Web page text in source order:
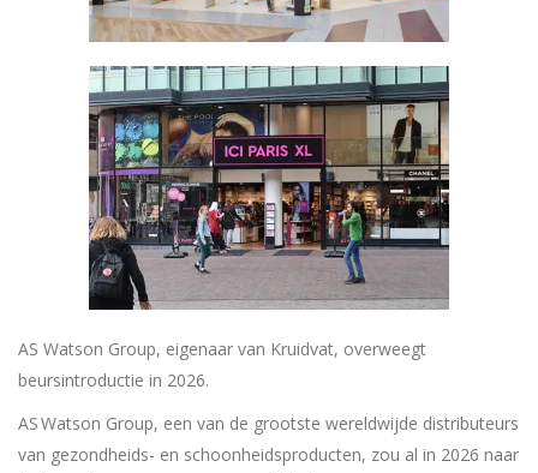
AS Watson Group, eigenaar van Kruidvat, overweegt
beursintroductie in 2026.
AS Watson Group, een van de grootste wereldwijde distributeurs
van gezondheids- en schoonheidsproducten, zou al in 2026 naar